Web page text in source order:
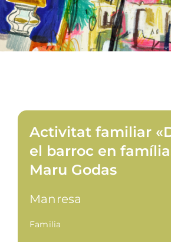
Activitat familiar
el barroc en
Maru Godas
Manresa
Familia